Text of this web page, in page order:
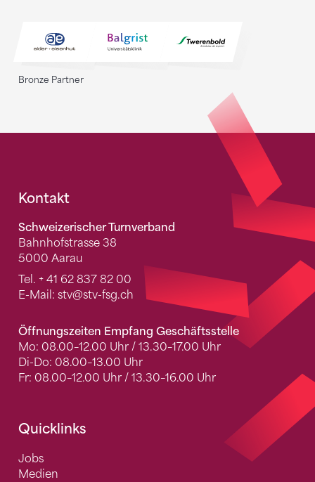
Bronze Partner
Fusszeile
Kontakt
Schweizerischer Turnverband
Bahnhofstrasse 38
5000 Aarau
Tel. + 41 62 837 82 00
E-Mail: stv@stv-fsg.ch
Öffnungszeiten Empfang Geschäftsstelle
Mo: 08.00–12.00 Uhr / 13.30–17.00 Uhr
Di-Do: 08.00–13.00 Uhr
Fr: 08.00–12.00 Uhr / 13.30–16.00 Uhr
Quicklinks
Jobs
Medien